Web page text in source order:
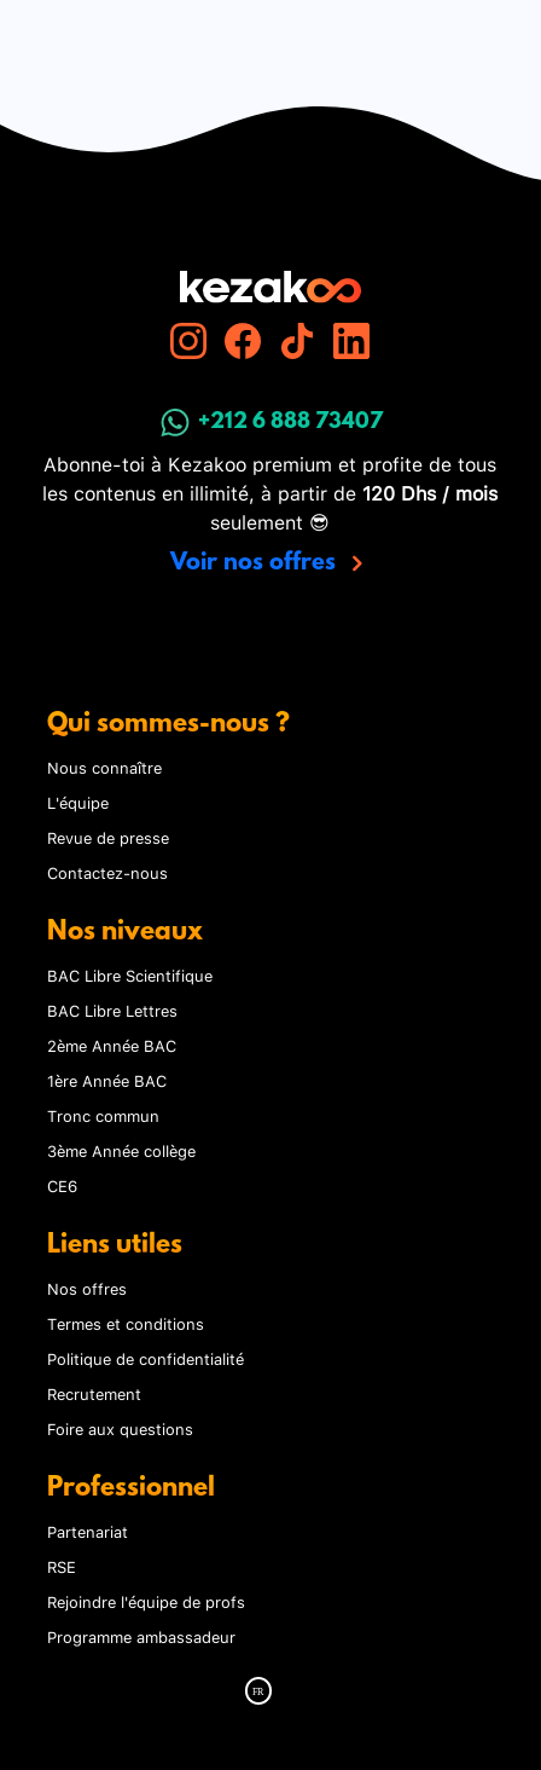
+212 6 888 73407
Abonne-toi à Kezakoo premium et profite de tous
les contenus en illimité, à partir de 120 Dhs / mois
seulement 😎
Voir nos offres
Qui sommes-nous ?
Nous connaître
L'équipe
Revue de presse
Contactez-nous
Nos niveaux
BAC Libre Scientifique
BAC Libre Lettres
2ème Année BAC
1ère Année BAC
Tronc commun
3ème Année collège
CE6
Liens utiles
Nos offres
Termes et conditions
Politique de confidentialité
Recrutement
Foire aux questions
Professionnel
Partenariat
RSE
Rejoindre l'équipe de profs
Programme ambassadeur